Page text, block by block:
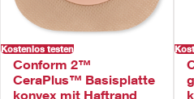
Kostenlos testen
Conform 2™
CeraPlus™ Basisplatte
konvex mit Haftrand